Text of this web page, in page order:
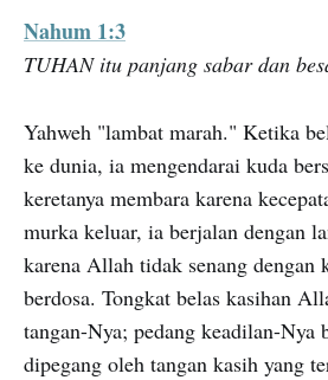
Nahum 1:3
TUHAN itu panjang sabar dan
Yahweh "lambat marah." Ketika
ke dunia, ia mengendarai kuda
keretanya membara karena
murka keluar, ia berjalan dengan
karena Allah tidak senang dengan
berdosa. Tongkat belas kasihan
tangan-Nya; pedang keadilan-Nya
dipegang oleh tangan kasih yang